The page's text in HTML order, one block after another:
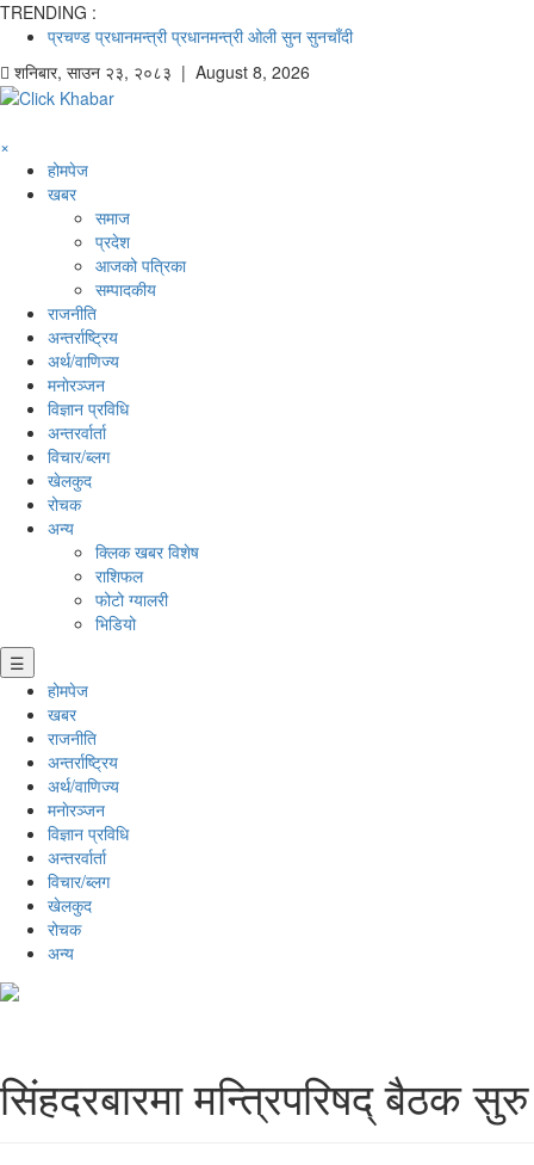
TRENDING :
प्रचण्ड प्रधानमन्त्री प्रधानमन्त्री ओली सुन सुनचाँदी
शनिबार, साउन २३, २०८३ | August 8, 2026
×
होमपेज
खबर
समाज
प्रदेश
आजको पत्रिका
सम्पादकीय
राजनीति
अन्तर्राष्ट्रिय
अर्थ/वाणिज्य
मनाेरञ्जन
विज्ञान प्रविधि
अन्तरर्वार्ता
विचार/ब्लग
खेलकुद
रोचक
अन्य
क्लिक खबर विशेष
राशिफल
फोटो ग्यालरी
भिडियो
☰
होमपेज
खबर
राजनीति
अन्तर्राष्ट्रिय
अर्थ/वाणिज्य
मनाेरञ्जन
विज्ञान प्रविधि
अन्तरर्वार्ता
विचार/ब्लग
खेलकुद
रोचक
अन्य
सिंहदरबारमा मन्त्रिपरिषद् बैठक सुरु